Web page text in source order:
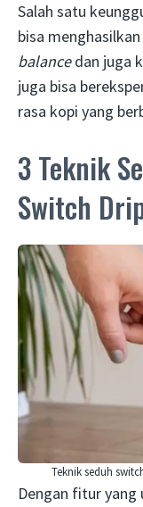
Salah satu
bisa
balancedan juga
juga bisa
rasa kopi yang
3 Teknik
Switch
Teknik seduh
Dengan fitur yang